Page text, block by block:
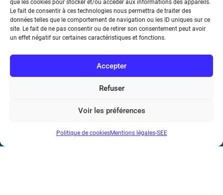
que les cookies pour stocker et/ou accéder aux informations des appareils.
Le fait de consentir à ces technologies nous permettra de traiter des
données telles que le comportement de navigation ou les ID uniques sur ce
site. Le fait de ne pas consentir ou de retirer son consentement peut avoir
un effet négatif sur certaines caractéristiques et fonctions.
Accepter
Refuser
Voir les préférences
Politique de cookiesMentions légales-SEE
Société de l’Electricité, de l’Electronique et des Technologies
de l’Information et de la Communication
17 rue de l’Amiral Hamelin
Métro : « Boissière » Ligne 6 et « Iéna » Ligne 9
Téléphone : (+33) 1 56 90 37 17
N° de SIREN : 785 393 232, Code APE : 9412Z TVA intra-